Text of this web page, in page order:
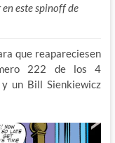
este spinoff de
que reapareciesen
222 de los 4
un Bill Sienkiewicz